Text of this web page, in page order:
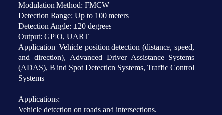
Modulation Method: FMCW
Detection Range: Up to 100 meters
Detection Angle: ±20 degrees
Output: GPIO, UART
Application: Vehicle position detection (distance, speed,
and direction), Advanced Driver Assistance Systems
(ADAS), Blind Spot Detection Systems, Traffic Control
Systems
Applications:
Vehicle detection on roads and intersections.